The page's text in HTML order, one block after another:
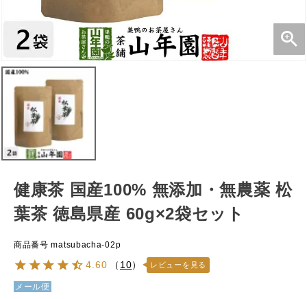
健康茶 国産100% 無添加・無農薬 松
葉茶 徳島県産 60g×2袋セット
商品番号 matsubacha-02p
4.60 （ 10） レビューを見る
メール便